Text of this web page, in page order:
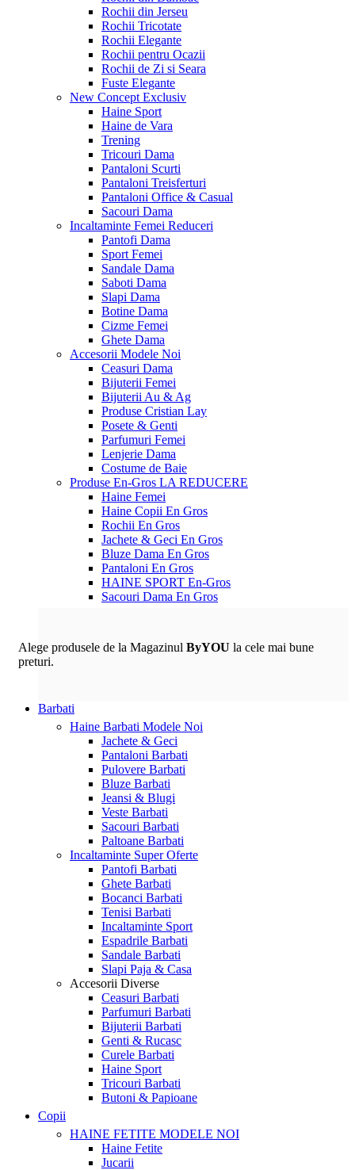
Rochii din Jerseu
Rochii Tricotate
Rochii Elegante
Rochii pentru Ocazii
Rochii de Zi si Seara
Fuste Elegante
New Concept Exclusiv
Haine Sport
Haine de Vara
Trening
Tricouri Dama
Pantaloni Scurti
Pantaloni Treisferturi
Pantaloni Office & Casual
Sacouri Dama
Incaltaminte Femei Reduceri
Pantofi Dama
Sport Femei
Sandale Dama
Saboti Dama
Slapi Dama
Botine Dama
Cizme Femei
Ghete Dama
Accesorii Modele Noi
Ceasuri Dama
Bijuterii Femei
Bijuterii Au & Ag
Produse Cristian Lay
Posete & Genti
Parfumuri Femei
Lenjerie Dama
Costume de Baie
Produse En-Gros LA REDUCERE
Haine Femei
Haine Copii En Gros
Rochii En Gros
Jachete & Geci En Gros
Bluze Dama En Gros
Pantaloni En Gros
HAINE SPORT En-Gros
Sacouri Dama En Gros
Alege produsele de la Magazinul ByYOU la cele mai bune
preturi.
Barbati
Haine Barbati Modele Noi
Jachete & Geci
Pantaloni Barbati
Pulovere Barbati
Bluze Barbati
Jeansi & Blugi
Veste Barbati
Sacouri Barbati
Paltoane Barbati
Incaltaminte Super Oferte
Pantofi Barbati
Ghete Barbati
Bocanci Barbati
Tenisi Barbati
Incaltaminte Sport
Espadrile Barbati
Sandale Barbati
Slapi Paja & Casa
Accesorii Diverse
Ceasuri Barbati
Parfumuri Barbati
Bijuterii Barbati
Genti & Rucasc
Curele Barbati
Haine Sport
Tricouri Barbati
Butoni & Papioane
Copii
HAINE FETITE MODELE NOI
Haine Fetite
Jucarii